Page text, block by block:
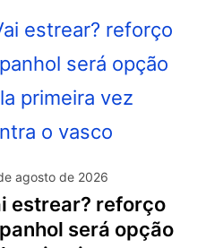
agosto de 2026
será opção